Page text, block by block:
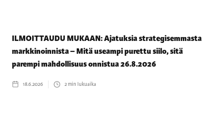
ILMOITTAUDU MUKAAN: Ajatuksia strategisemmasta
markkinoinnista – Mitä useampi purettu siilo, sitä
parempi mahdollisuus onnistua 26.8.2026
18.6.2026 2min lukuaika